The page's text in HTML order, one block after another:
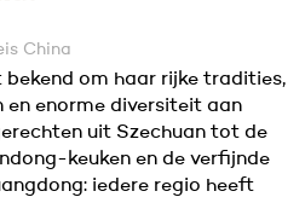
China
bekend om haar rijke tradities,
en enorme diversiteit aan
uit Szechuan tot de
keuken en de verfijnde
iedere regio heeft